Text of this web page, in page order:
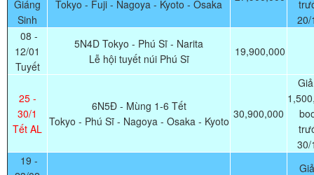
Giáng
Sinh
Tokyo - Fuji - Nagoya - Kyoto - Osaka
20/
08 -
12/01
Tuyết
5N4D Tokyo - Phú Sĩ - Narita
Lễ hội tuyết núi Phú Sĩ
19,900,000
25 -
30/1
Tết AL
6N5Đ - Mùng 1-6 Tết
Tokyo - Phú Sĩ - Nagoya - Osaka - Kyoto
30,900,000
30/
19 -